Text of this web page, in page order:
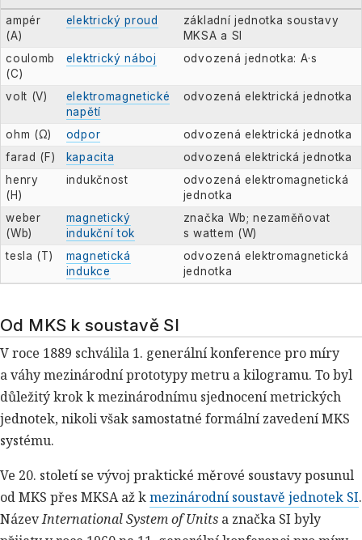
ampér
(A)
elektrický proud
základní jednotka soustavy
MKSA a SI
coulomb
(C)
elektrický náboj odvozená jednotka: A·s
volt (V)
elektromagnetické
napětí
odvozená elektrická jednotka
ohm (Ω) odpor
odvozená elektrická jednotka
farad (F)
kapacita
odvozená elektrická jednotka
henry
(H)
indukčnost
odvozená elektromagnetická
jednotka
weber
(Wb)
magnetický
indukční tok
značka Wb; nezaměňovat
s wattem (W)
tesla (T)
magnetická
indukce
odvozená elektromagnetická
jednotka
Od MKS k soustavě SI
V roce 1889 schválila 1. generální konference pro míry
a váhy mezinárodní prototypy metru a kilogramu. To byl
důležitý krok k mezinárodnímu sjednocení metrických
jednotek, nikoli však samostatné formální zavedení MKS
systému.
Ve 20. století se vývoj praktické měrové soustavy posunul
od MKS přes MKSA až kmezinárodní soustavě jednotek SI.
NázevInternational System of Units a značka SI byly